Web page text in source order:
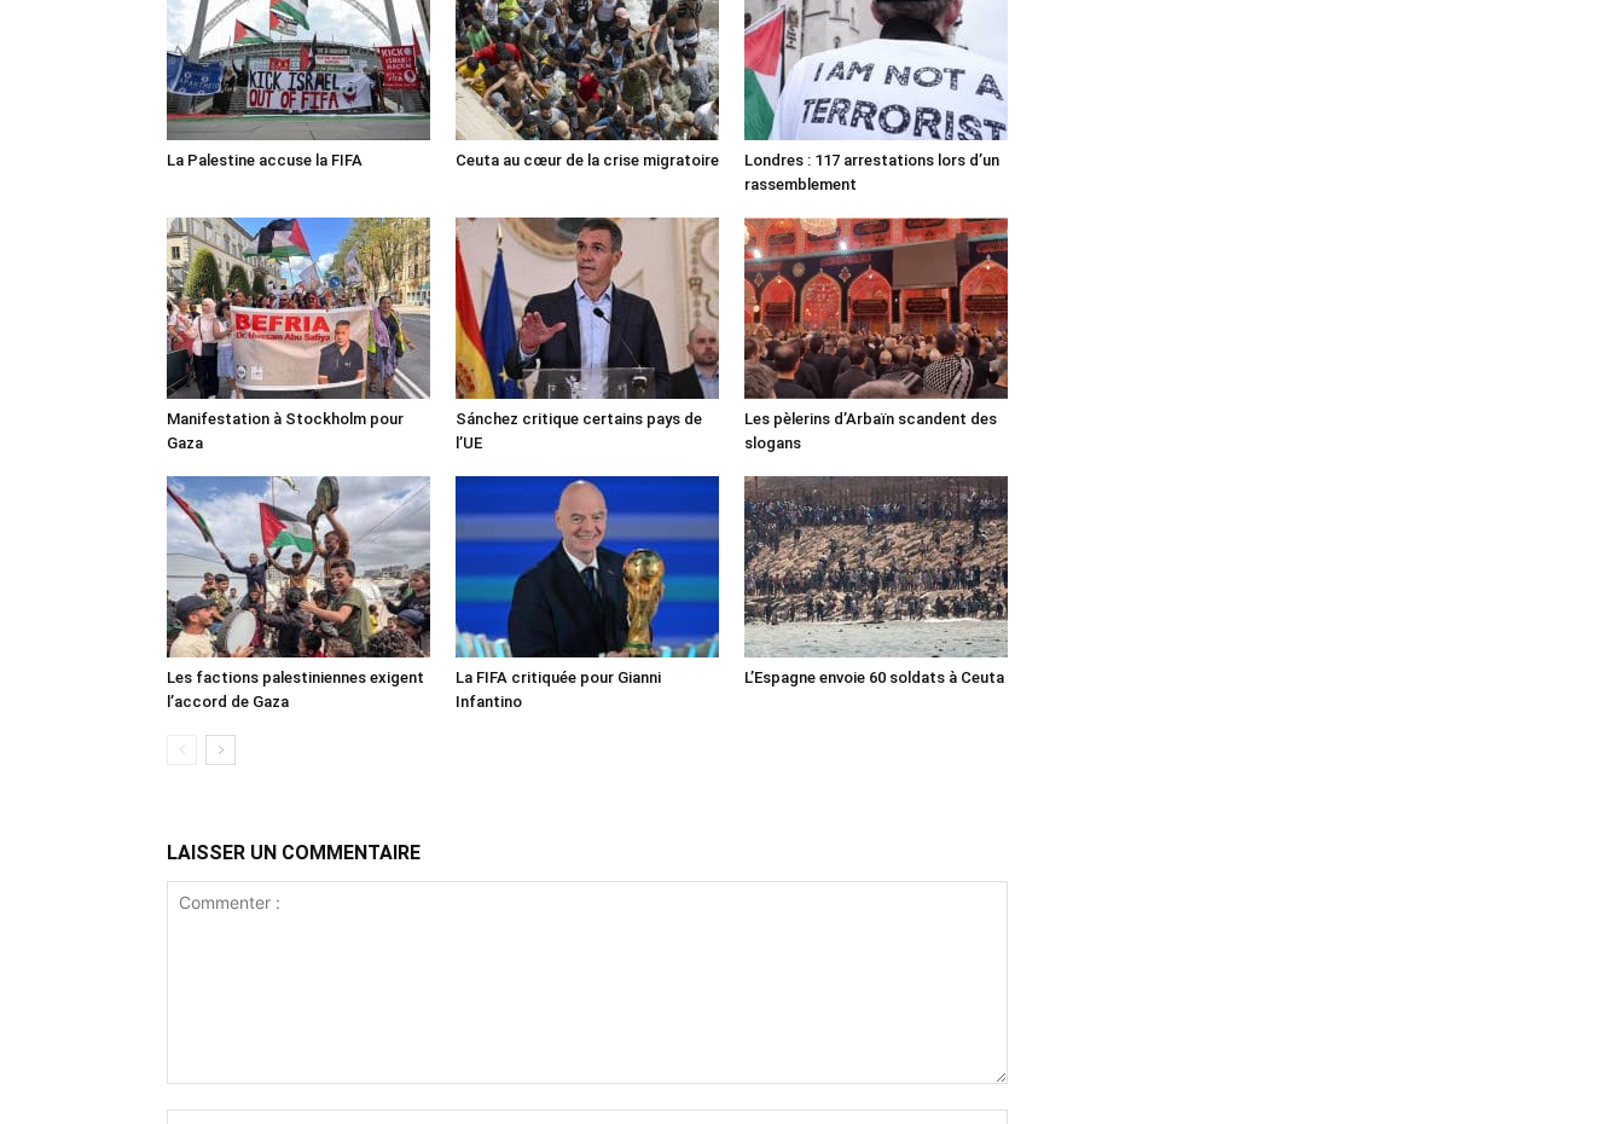
La Palestine accuse la FIFA Ceuta au cœur de la crise migratoire
Londres : 117 arrestations lors d’un
rassemblement
Manifestation à Stockholm pour
Gaza
Sánchez critique certains pays de
l’UE
Les pèlerins d’Arbaïn scandent des
slogans
Les factions palestiniennes exigent
l’accord de Gaza
La FIFA critiquée pour Gianni
Infantino
L’Espagne envoie 60 soldats à Ceuta
LAISSER UN COMMENTAIRE